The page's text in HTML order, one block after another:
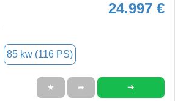
24.997 €
85 kw (116 PS)
★ ➦ ➜